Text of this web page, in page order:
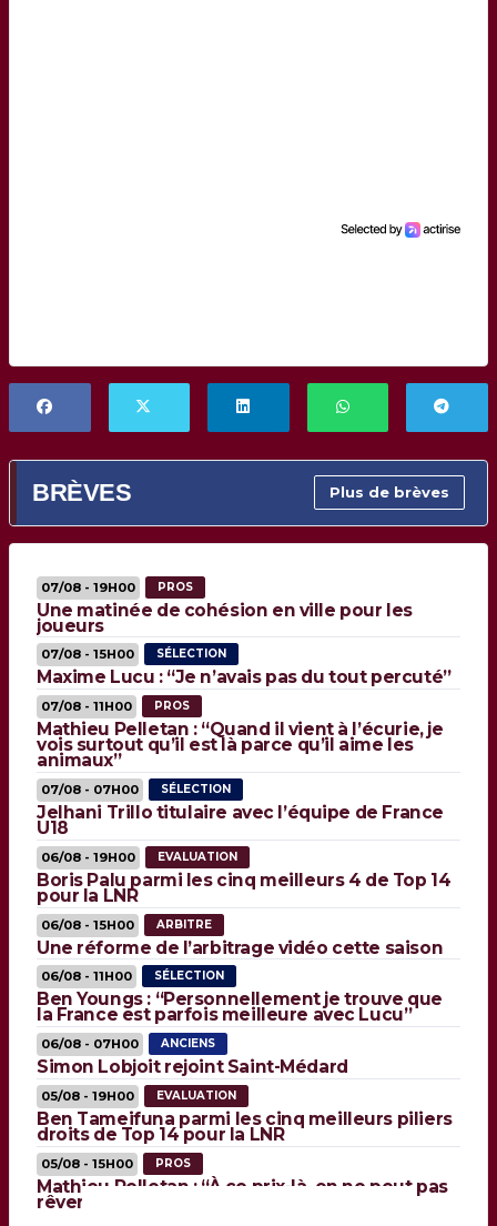
BRÈVES Plus de brèves
07/08 - 19H00 PROS
Une matinée de cohésion en ville pour les
joueurs
07/08 - 15H00 SÉLECTION
Maxime Lucu : “Je n’avais pas du tout percuté”
07/08 - 11H00 PROS
Mathieu Pelletan : “Quand il vient à l’écurie, je
vois surtout qu’il est là parce qu’il aime les
animaux”
07/08 - 07H00 SÉLECTION
Jelhani Trillo titulaire avec l’équipe de France
U18
06/08 - 19H00 EVALUATION
Boris Palu parmi les cinq meilleurs 4 de Top 14
pour la LNR
06/08 - 15H00 ARBITRE
Une réforme de l’arbitrage vidéo cette saison
06/08 - 11H00 SÉLECTION
Ben Youngs : “Personnellement je trouve que
la France est parfois meilleure avec Lucu”
06/08 - 07H00 ANCIENS
Simon Lobjoit rejoint Saint-Médard
05/08 - 19H00 EVALUATION
Ben Tameifuna parmi les cinq meilleurs piliers
droits de Top 14 pour la LNR
05/08 - 15H00 PROS
Mathieu Pelletan : “À ce prix-là, on ne peut pas
rêver de toucher du très haut niveau”